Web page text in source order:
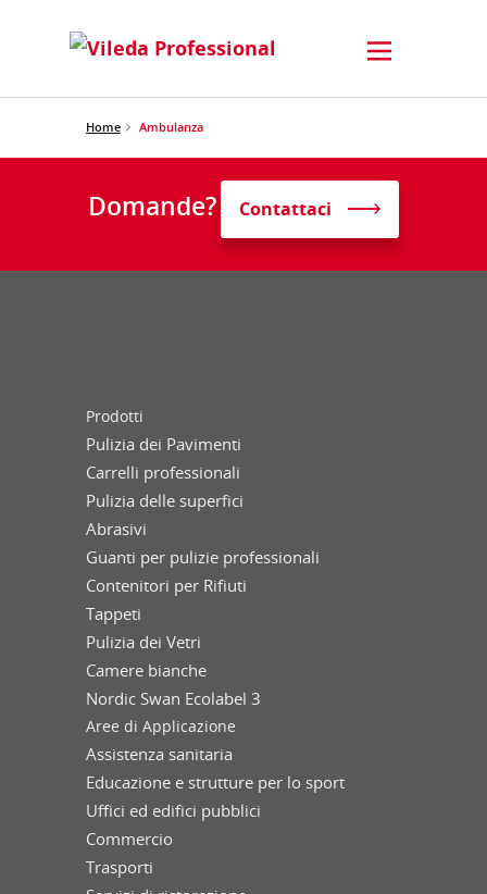
Home Ambulanza
Domande? Contattaci
Prodotti
Pulizia dei Pavimenti
Carrelli professionali
Pulizia delle superfici
Abrasivi
Guanti per pulizie professionali
Contenitori per Rifiuti
Tappeti
Pulizia dei Vetri
Camere bianche
Nordic Swan Ecolabel 3
Aree di Applicazione
Assistenza sanitaria
Educazione e strutture per lo sport
Uffici ed edifici pubblici
Commercio
Trasporti